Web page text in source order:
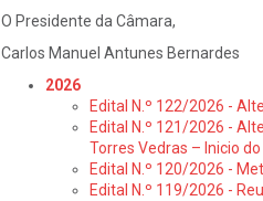
O Presidente da Câmara,
Carlos Manuel Antunes Bernardes
2026
Edital N.º 122/2026 -
Edital N.º 121/2026 -
Torres Vedras – Inicio
Edital N.º 120/2026 -
Edital N.º 119/2026 -